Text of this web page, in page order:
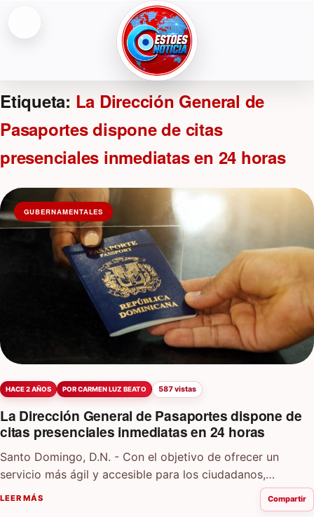
ESTOESNOTICIA|NOTICIAS
Etiqueta: La Dirección General de
Pasaportes dispone de citas
presenciales inmediatas en 24 horas
GUBERNAMENTALES
HACE 2 AÑOS POR CARMEN LUZ BEATO 587 vistas
La Dirección General de Pasaportes dispone de
citas presenciales inmediatas en 24 horas
Santo Domingo, D.N. - Con el objetivo de ofrecer un
servicio más ágil y accesible para los ciudadanos,
la Dirección General de Pasaportes anunció la…
LEER MÁS Compartir